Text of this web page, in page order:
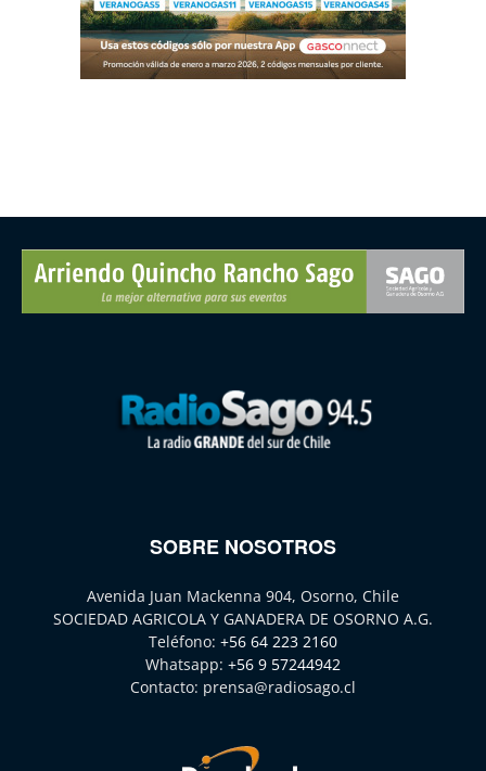
SOBRE NOSOTROS
Avenida Juan Mackenna 904, Osorno, Chile
SOCIEDAD AGRICOLA Y GANADERA DE OSORNO A.G.
Teléfono: +56 64 223 2160
Whatsapp: +56 9 57244942
Contacto: prensa@radiosago.cl